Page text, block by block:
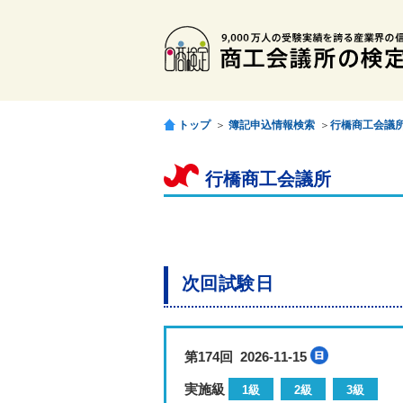
トップ ＞ 簿記申込情報検索 ＞ 行橋商工会議
行橋商工会議所
次回試験日
第174回 2026-11-15
実施級 1級 2級 3級